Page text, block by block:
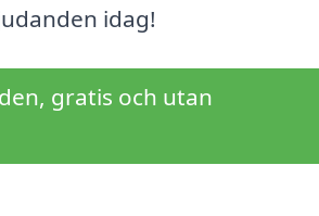
idag!
gratis och utan